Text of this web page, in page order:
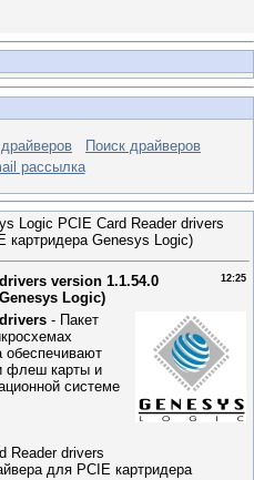
Поиск драйверов
рассылка
Logic PCIE Card Reader drivers
картридера Genesys Logic)
12:25
version 1.1.54.0
Logic)
- Пакет
обеспечивают
флеш карты и
системе
Reader drivers
для PCIE картридера